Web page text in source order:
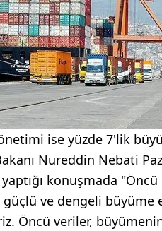
ise yüzde 7'lik
Nureddin Nebati
konuşmada "Öncü
güçlü ve dengeli
Öncü veriler,